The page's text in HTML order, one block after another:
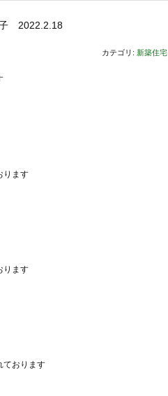
子 2022.2.18
カテゴリ: 新築住宅
ります
ります
ております